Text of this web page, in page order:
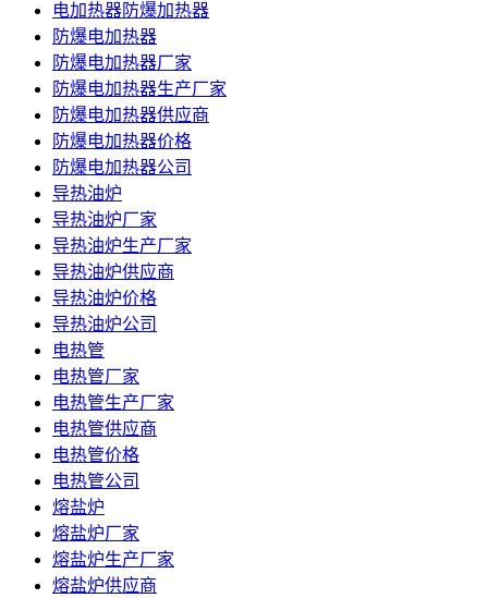
电加热器防爆加热器
防爆电加热器
防爆电加热器厂家
防爆电加热器生产厂家
防爆电加热器供应商
防爆电加热器价格
防爆电加热器公司
导热油炉
导热油炉厂家
导热油炉生产厂家
导热油炉供应商
导热油炉价格
导热油炉公司
电热管
电热管厂家
电热管生产厂家
电热管供应商
电热管价格
电热管公司
熔盐炉
熔盐炉厂家
熔盐炉生产厂家
熔盐炉供应商